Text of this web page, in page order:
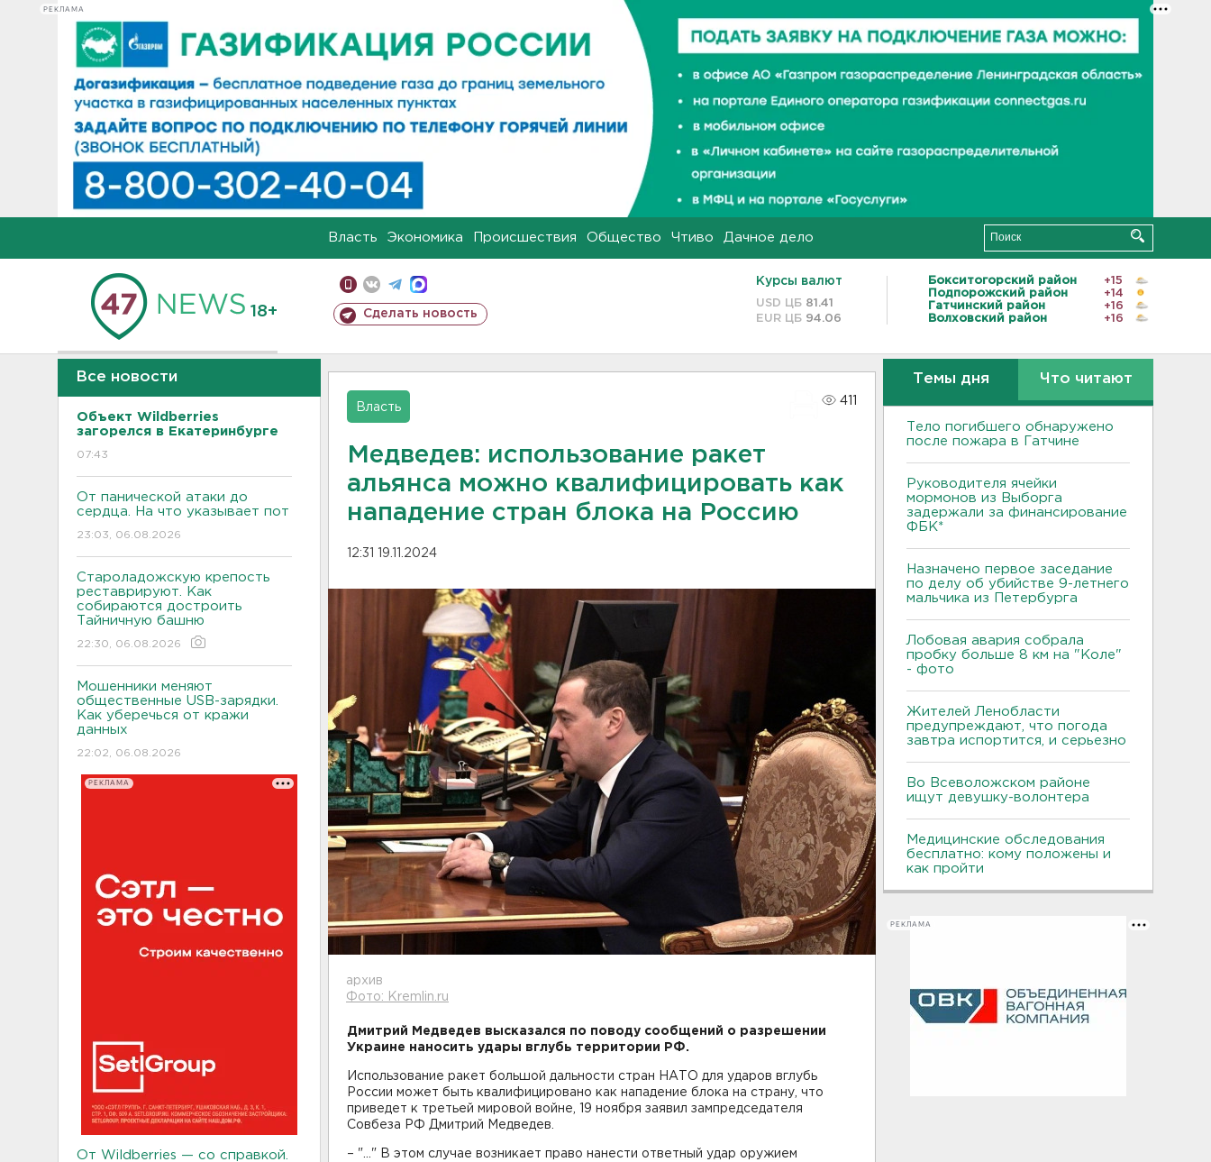
РЕКЛАМА
Власть Экономика Происшествия Общество Чтиво Дачное дело
18+ Сделать новость
Курсы валют
USD ЦБ 81.41
EUR ЦБ 94.06
Бокситогорский район
+15
Подпорожский район
+14
Гатчинский район
+16
Волховский район
+16
Все новости
Объект Wildberries
загорелся в Екатеринбурге
07:43
От панической атаки до
сердца. На что указывает пот
23:03, 06.08.2026
Староладожскую крепость
реставрируют. Как
собираются достроить
Тайничную башню
22:30, 06.08.2026
Мошенники меняют
общественные USB-зарядки.
Как уберечься от кражи
данных
22:02, 06.08.2026
РЕКЛАМА
От Wildberries — со справкой.
Власть
411
Медведев: использование ракет
альянса можно квалифицировать как
нападение стран блока на Россию
12:31 19.11.2024
архив
Фото: Kremlin.ru
Дмитрий Медведев высказался по поводу сообщений о разрешении
Украине наносить удары вглубь территории РФ.
Использование ракет большой дальности стран НАТО для ударов вглубь
России может быть квалифицировано как нападение блока на страну, что
приведет к третьей мировой войне, 19 ноября заявил зампредседателя
Совбеза РФ Дмитрий Медведев.
– "..." В этом случае возникает право нанести ответный удар оружием
Темы дня Что читают
Тело погибшего обнаружено
после пожара в Гатчине
Руководителя ячейки
мормонов из Выборга
задержали за финансирование
ФБК*
Назначено первое заседание
по делу об убийстве 9-летнего
мальчика из Петербурга
Лобовая авария собрала
пробку больше 8 км на "Коле"
- фото
Жителей Ленобласти
предупреждают, что погода
завтра испортится, и серьезно
Во Всеволожском районе
ищут девушку-волонтера
Медицинские обследования
бесплатно: кому положены и
как пройти
РЕКЛАМА